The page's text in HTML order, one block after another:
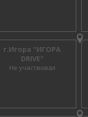
г.Игора "ИГОРА
DRIVE"
Не участвовал